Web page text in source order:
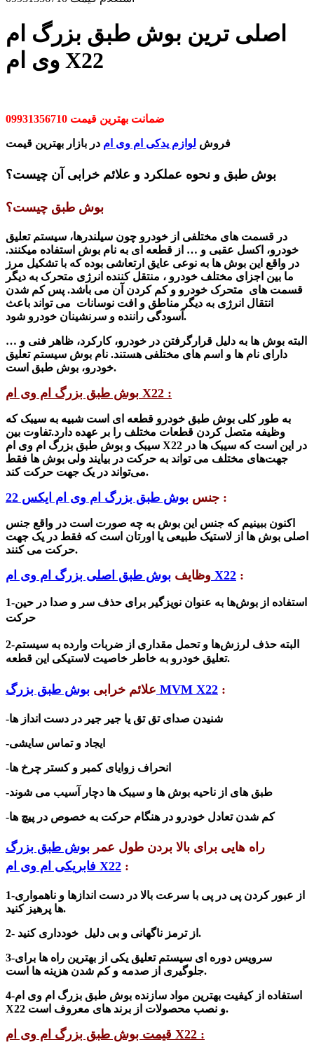
اصلی ترین بوش طبق بزرگ ام
وی ام X22
ضمانت بهترین قیمت 09931356710
فروش لوازم یدکی ام وی ام در بازار بهترین قیمت
بوش طبق و نحوه عملکرد و علائم خرابی آن چیست؟
بوش طبق چیست؟
در قسمت های مختلفی از خودرو چون سیلندرها، سیستم تعلیق
خودرو، اکسل عقبی و … از قطعه ای به نام بوش استفاده میکنند.
در واقع این بوش ها به نوعی عایق ارتعاشی بوده که با تشکیل مرز
ما بین اجزای مختلف خودرو ، منتقل کننده انرژی متحرک به دیگر
قسمت های متحرک خودرو و کم کردن آن می باشد. پس کم شدن
انتقال انرژی به دیگر مناطق و افت نوسانات می تواند باعث
آسودگی راننده و سرنشینان خودرو شود .
البته بوش ها به دلیل قرارگرفتن در خودرو، کارکرد، ظاهر فنی و …
دارای نام ها و اسم های مختلفی هستند. نام بوش سیستم تعلیق
خودرو، بوش طبق است.
بوش طبق بزرگ ام وی ام X22 :
به طور کلی بوش طبق خودرو قطعه ای است شبیه به سیبک که
وظیفه متصل کردن قطعات مختلف را بر عهده دارد.تفاوت بین
سیبک و بوش طبق بزرگ ام وی ام X22 در این است که سیبک ها در
جهت‌های مختلف می تواند به حرکت در بیایند ولی بوش ها فقط
می‌تواند در یک جهت حرکت کند.
جنس بوش طبق بزرگ ام وی ام ایکس 22 :
اکنون ببینیم که جنس این بوش به چه صورت است در واقع جنس
اصلی بوش ها از لاستیک طبیعی یا اورتان است که فقط در یک جهت
حرکت می کنند.
وظایف بوش طبق اصلی بزرگ ام وی ام X22 :
1-استفاده از بوش‌ها به عنوان نویزگیر برای حذف سر و صدا در حین
حرکت
2-البته حذف لرزش‌ها و تحمل مقداری از ضربات وارده به سیستم
تعلیق خودرو به خاطر خاصیت لاستیکی این قطعه.
علائم خرابی بوش طبق بزرگ MVM X22 :
-شنیدن صدای تق تق یا جیر جیر در دست انداز ها
-ایجاد و تماس سایشی
-انحراف زوایای کمبر و کستر چرخ ها
-طبق های از ناحیه بوش ها و سیبک ها دچار آسیب می شوند
-کم شدن تعادل خودرو در هنگام حرکت به خصوص در پیچ ها
راه هایی برای بالا بردن طول عمر بوش طبق بزرگ
فابریکی ام وی ام X22 :
1-از عبور کردن پی در پی با سرعت بالا در دست اندازها و ناهمواری
ها پرهیز کنید.
2- از ترمز ناگهانی و بی دلیل خودداری کنید.
3-سرویس دوره ای سیستم تعلیق یکی از بهترین راه ها برای
جلوگیری از صدمه و کم شدن هزینه ها است.
4-استفاده از کیفیت بهترین مواد سازنده بوش طبق بزرگ ام وی ام
X22 و نصب محصولات از برند های معروف است.
قیمت بوش طبق بزرگ ام وی ام X22 :